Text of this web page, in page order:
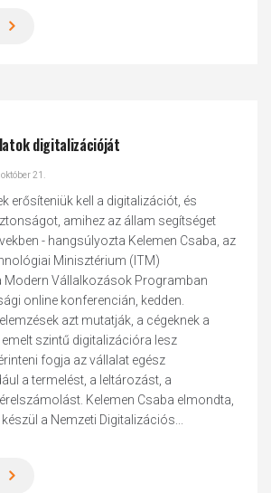
digitalizációját
21.
erősíteniük kell a digitalizációt, és
amihez az állam segítséget
- hangsúlyozta Kelemen Csaba, az
Minisztérium (ITM)
Modern Vállalkozások Programban
online konferencián, kedden.
azt mutatják, a cégeknek a
emelt szintű digitalizációra lesz
fogja az vállalat egész
a termelést, a leltározást, a
Kelemen Csaba elmondta,
a Nemzeti Digitalizációs...